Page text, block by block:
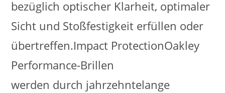
bezüglich optischer Klarheit, optimaler
Sicht und Stoßfestigkeit erfüllen oder
übertreffen.Impact ProtectionOakley
Performance-Brillen
werden durch jahrzehntelange